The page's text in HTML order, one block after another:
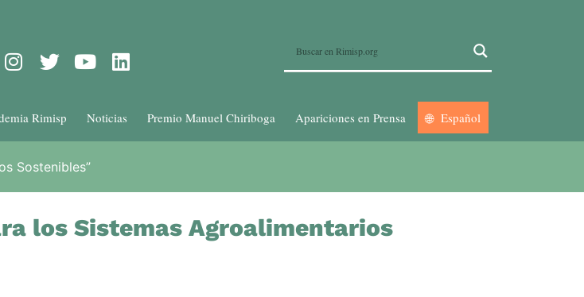
Rimisp Noticias Premio Manuel Chiriboga Apariciones en Prensa Español
Sostenibles”
los Sistemas Agroalimentarios